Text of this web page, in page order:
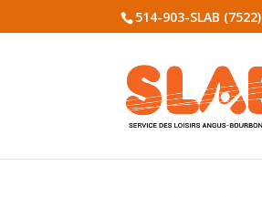
514-903-SLAB (7522)